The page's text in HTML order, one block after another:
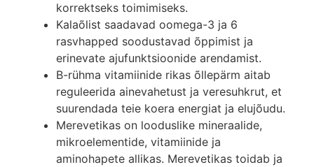
korrektseks toimimiseks.
Kalaõlist saadavad oomega-3 ja 6
rasvhapped soodustavad õppimist ja
erinevate ajufunktsioonide arendamist.
B-rühma vitamiinide rikas õllepärm aitab
reguleerida ainevahetust ja veresuhkrut, et
suurendada teie koera energiat ja elujõudu.
Merevetikas on looduslike mineraalide,
mikroelementide, vitamiinide ja
aminohapete allikas. Merevetikas toidab ja